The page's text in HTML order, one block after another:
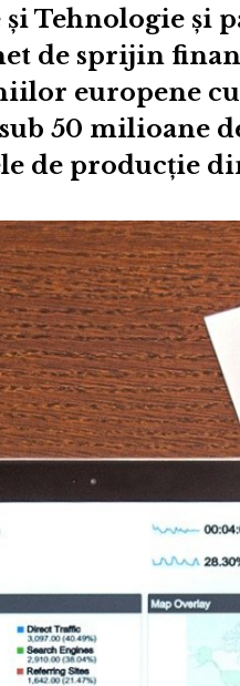
Tehnologie și
de sprijin
europene
50 milioane
de producție